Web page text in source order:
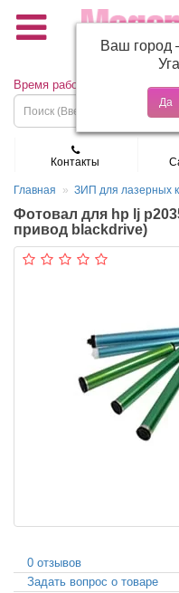
(495)
Время работы: Пн - Пт 9:30 -
Контакты
Главная ЗИП для лазерных
Фотовал для hp lj
привод blackdrive)
0 отзывов
Задать вопрос о товаре
Ваш